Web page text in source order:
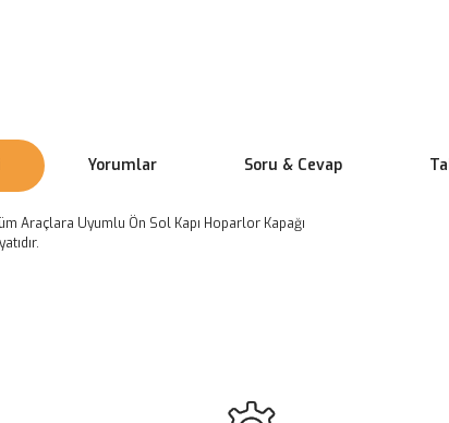
Yorumlar Soru & Cevap
Araçlara Uyumlu Ön Sol Kapı Hoparlor Kapağı